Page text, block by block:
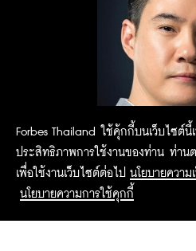
Forbes Thailand ใช้คุ้กกี้บนเว็บไซต์นี้
ประสิทธิภาพการใช้งานของท่าน ท่าน
เพื่อใช้งานเว็บไซต์ต่อไป นโยบายความ
นโยบายความการใช้คุกกี้
2015 Forbesthailand.com